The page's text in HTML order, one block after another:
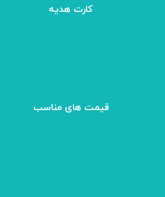
کارت هدیه
​قیمت های مناسب